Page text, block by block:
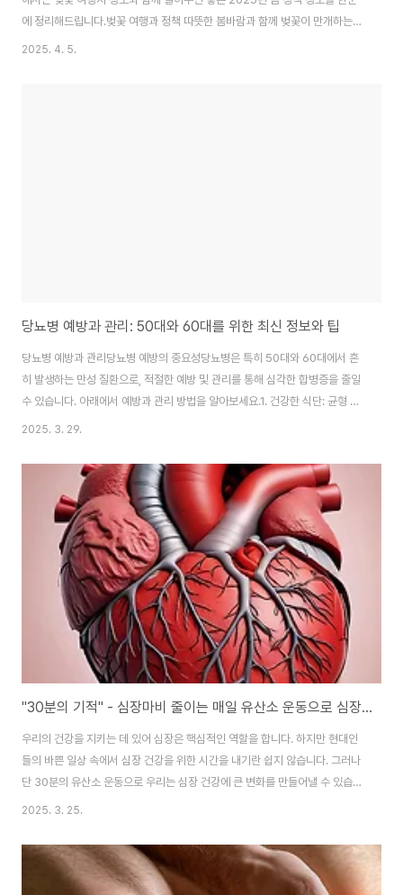
에 정리해드립니다.벚꽃 여행과 정책 따뜻한 봄바람과 함께 벚꽃이 만개하는 4
월, 여러분은 어떤 계획을 세우셨나요? 이번 포스팅에서는 벚꽃 명소와 함께 알
2025. 4. 5.
당뇨병 예방과 관리: 50대와 60대를 위한 최신 정보와 팁
당뇨병 예방과 관리당뇨병 예방의 중요성당뇨병은 특히 50대와 60대에서 흔
히 발생하는 만성 질환으로, 적절한 예방 및 관리를 통해 심각한 합병증을 줄일
수 있습니다. 아래에서 예방과 관리 방법을 알아보세요.1. 건강한 식단: 균형 잡
힌 영양 섭취식단 관리는 당뇨병 예방과 관리의 핵심입니다. 다음과 같은 식습
합니다.단백질 섭취: 닭고기, 생선, 두부 등은 혈당 변동을 줄여줍니다.건강한
지방: 아보카도, 견과류, 올리브유는 심혈관 건강에 도움을 줍니다.피해야 할 음
식: 설탕이 많이 들어간 음식, 정제 탄수화물, 튀긴 음식.2. 규칙적인 운동: 몸과
마음의 건강운동은 혈당 조절과 체중 관리에 중요한 역할을 합니다. 다음 운동
을 추천..
2025. 3. 29.
"30분의 기적" - 심장마비 줄이는 매일 유산소 운동으로 심장 강화하기
우리의 건강을 지키는 데 있어 심장은 핵심적인 역할을 합니다. 하지만 현대인
들의 바쁜 일상 속에서 심장 건강을 위한 시간을 내기란 쉽지 않습니다. 그러나
단 30분의 유산소 운동으로 우리는 심장 건강에 큰 변화를 만들어낼 수 있습니
다. 이것이 바로 "30분의 기적"입니다.유산소 운동의 중요성유산소 운동은 심
화하고, 혈액 순환을 개선하며, 혈압을 낮추는 데 도움을 줍니다. 또한 콜레스테
롤 수치를 조절하고 체중 관리에도 효과적입니다. 이러한 요소들은 모두 심장
마비 위험을 크게 줄일 수 있습니다.30분 운동의 효과매일 30분의 유산소 운
2025. 3. 25.